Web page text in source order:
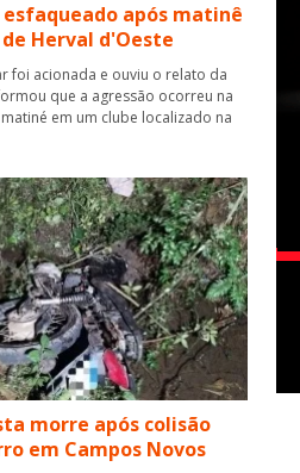
após matinê
Herval d'Oeste
foi acionada e ouviu o relato da
que a agressão ocorreu na
em um clube localizado na
morre após colisão
em Campos Novos